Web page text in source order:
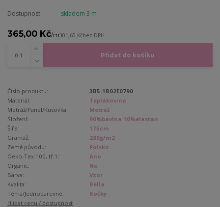
Dostupnost skladem 3 m
365,00 Kč/m301,65 Kčbez DPH
Přidat do košíku
Číslo produktu:
3B5-1B02E0790
Materiál:
Teplákovina
Metráž/Panel/Kusovka:
Metráž
Složení:
90%bavlna 10%elastan
Šíře:
175cm
Gramáž:
280g/m2
Země původu:
Polsko
Oeko-Tex 100, tř.1:
Ano
Organic:
Ne
Barva:
Vzor
Kvalita:
Bella
Téma/Jednobarevné:
Kočky
Hlídat cenu / dostupnost